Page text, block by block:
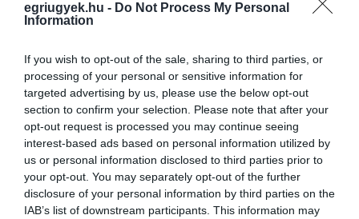
egriugyek.hu - Do Not Process My Personal
Information
If you wish to opt-out of the sale, sharing to third parties, or
processing of your personal or sensitive information for
targeted advertising by us, please use the below opt-out
section to confirm your selection. Please note that after your
opt-out request is processed you may continue seeing
interest-based ads based on personal information utilized by
us or personal information disclosed to third parties prior to
your opt-out. You may separately opt-out of the further
disclosure of your personal information by third parties on the
IAB’s list of downstream participants. This information may
Az Egri Ügyek ezekkel a számokkal
szembesítette Oroján Sándort a hétfői
sajtótájékoztatóan, a fideszes politikus
azonban közölte: a 2014-2019 közötti
hitelfelvételek idején teljesen mások voltak
Eger jövőbeli gazdasági kilátásai, vagyis ha
idén fejlesztési hitelt vesznek fel Mirkóczkiék,
Oroján szerint egyáltalán nem biztos, hogy